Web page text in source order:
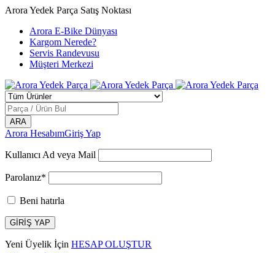
Arora Yedek Parça Satış Noktası
Arora E-Bike Dünyası
Kargom Nerede?
Servis Randevusu
Müşteri Merkezi
Arora HesabımGiriş Yap
Kullanıcı Ad veya Mail
Parolanız*
Beni hatırla
Yeni Üyelik İçin HESAP OLUŞTUR